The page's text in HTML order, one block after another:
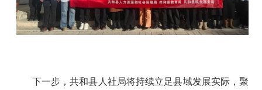
下一步，共和县人社局将持续立足县域发展实际，聚